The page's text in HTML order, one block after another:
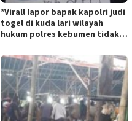
*Virall lapor bapak kapolri judi
togel di kuda lari wilayah
hukum polres kebumen tidak